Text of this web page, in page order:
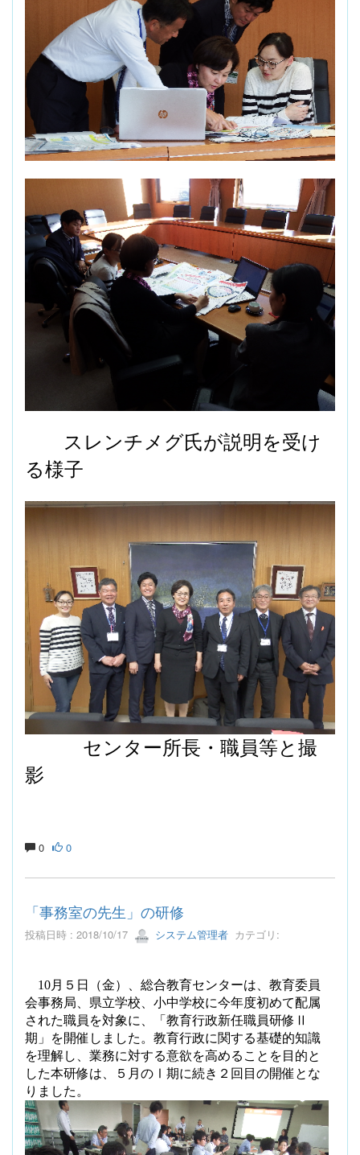
スレンチメグ氏が説明を受け
る様子
センター所長・職員等と撮
影
0 0
「事務室の先生」の研修
投稿日時 : 2018/10/17 システム管理者 カテゴリ:
10月５日（金）、総合教育センターは、教育委員
会事務局、県立学校、小中学校に今年度初めて配属
された職員を対象に、「教育行政新任職員研修Ⅱ
期」を開催しました。教育行政に関する基礎的知識
を理解し、業務に対する意欲を高めることを目的と
した本研修は、５月のⅠ期に続き２回目の開催とな
りました。